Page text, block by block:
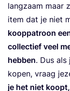
lang­zaam maar
item dat je niet
koop­pa­troon
col­lec­tief veel
heb­ben. Dus
kopen, vraag
je het niet